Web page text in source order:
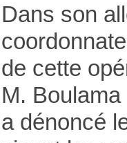
Dans son
de cette
M.
a dénoncé